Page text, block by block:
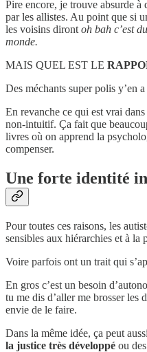
Pire encore, je trouve absurde
par les allistes. Au point que si
les voisins diront oh bah c’est
monde.
MAIS QUEL EST LE
Des méchants super polis y’en
En revanche ce qui est vrai
non-intuitif. Ça fait que
livres où on apprend la
compenser.
Une forte identité
Pour toutes ces raisons, les
sensibles aux hiérarchies et à la
Voire parfois ont un trait qui
En gros c’est un besoin
tu me dis d’aller me brosser les
envie de le faire.
Dans la même idée, ça peut
la justice très développé ou des